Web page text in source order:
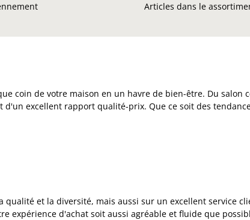
Articles dans le
coin de votre maison en un havre de bien-être. Du
excellent rapport qualité-prix. Que ce soit des
qualité et la diversité, mais aussi sur un excellent service
expérience d'achat soit aussi agréable et fluide que